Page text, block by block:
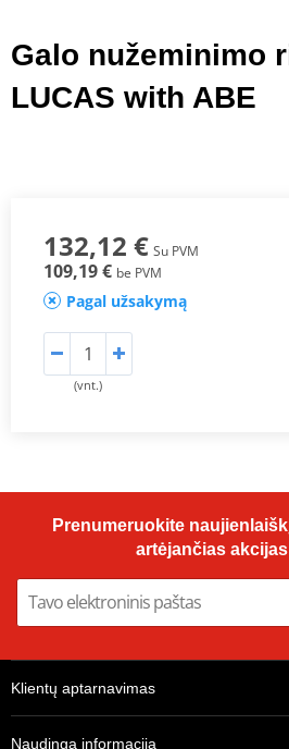
Galo nužeminimo
LUCAS with ABE
132,12 € Su PVM
109,19 € be PVM
Pagal užsakymą
(vnt.)
Prenumeruokite
artėjančias
Klientų aptarnavimas
Naudinga informacija